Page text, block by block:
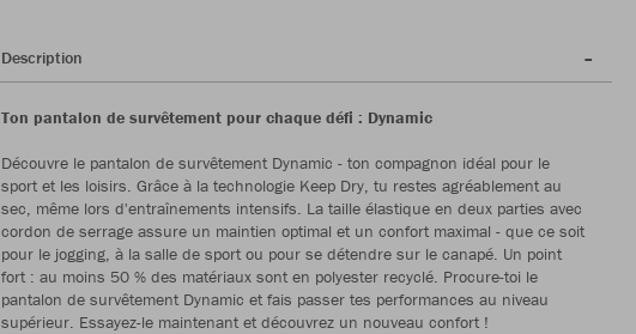
Description
Ton pantalon de survêtement pour chaque défi : Dynamic
Découvre le pantalon de survêtement Dynamic - ton compagnon idéal pour le
sport et les loisirs. Grâce à la technologie Keep Dry, tu restes agréablement au
sec, même lors d'entraînements intensifs. La taille élastique en deux parties avec
cordon de serrage assure un maintien optimal et un confort maximal - que ce soit
pour le jogging, à la salle de sport ou pour se détendre sur le canapé. Un point
fort : au moins 50 % des matériaux sont en polyester recyclé. Procure-toi le
pantalon de survêtement Dynamic et fais passer tes performances au niveau
supérieur. Essayez-le maintenant et découvrez un nouveau confort !